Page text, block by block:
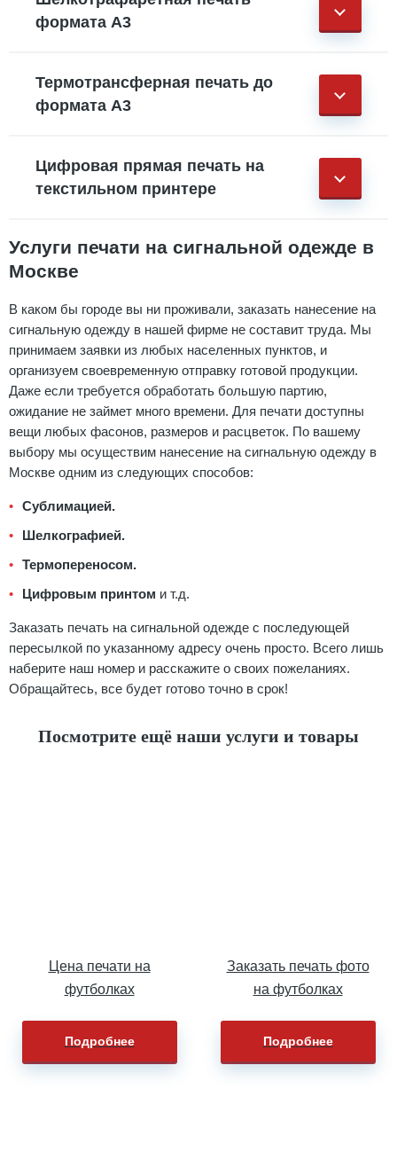
формата А3
Термотрансферная печать до
формата А3
Цифровая прямая печать на
текстильном принтере
Услуги печати на сигнальной одежде в
Москве
В каком бы городе вы ни проживали, заказать нанесение на
сигнальную одежду в нашей фирме не составит труда. Мы
принимаем заявки из любых населенных пунктов, и
организуем своевременную отправку готовой продукции.
Даже если требуется обработать большую партию,
ожидание не займет много времени. Для печати доступны
вещи любых фасонов, размеров и расцветок. По вашему
выбору мы осуществим нанесение на сигнальную одежду в
Москве одним из следующих способов:
Сублимацией.
Шелкографией.
Термопереносом.
Цифровым принтом и т.д.
Заказать печать на сигнальной одежде с последующей
пересылкой по указанному адресу очень просто. Всего лишь
наберите наш номер и расскажите о своих пожеланиях.
Обращайтесь, все будет готово точно в срок!
Посмотрите ещё наши услуги и товары
Цена печати на
футболках
Подробнее
Заказать печать фото
на футболках
Подробнее